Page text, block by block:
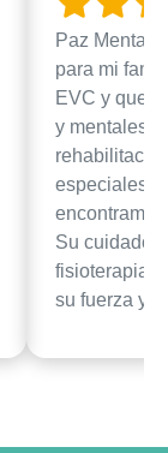
Paz Mental
para mi
EVC y
y mentales.
especiales.
Su cuidador
fisioterapia
su fuerza y